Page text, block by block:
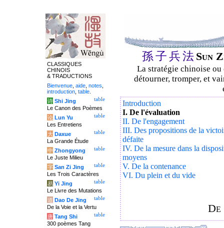
孫子兵法 Sun
La stratégie chinoise
détourner, tromper, et
Introduction
I. De l'évaluation
II. De l'engagement
III. Des propositions de la
défaite
IV. De la mesure dans la
moyens
V. De la contenance
VI. Du plein et du vide
CLASSIQUES
CHINOIS
& TRADUCTIONS
Bienvenue aide notes
introduction table
table
诗 Shi Jing
Le Canon des Poèmes
table
论 Lun Yu
Les Entretiens
table
大 Daxue
La Grande Étude
table
中 Zhongyong
Le Juste Milieu
table
字 San Zi Jing
Les Trois Caractères
table
易 Yi Jing
Le Livre des Mutations
table
道 Dao De Jing
De la Voie et la Vertu
table
唐 Tang Shi
300 poèmes Tang